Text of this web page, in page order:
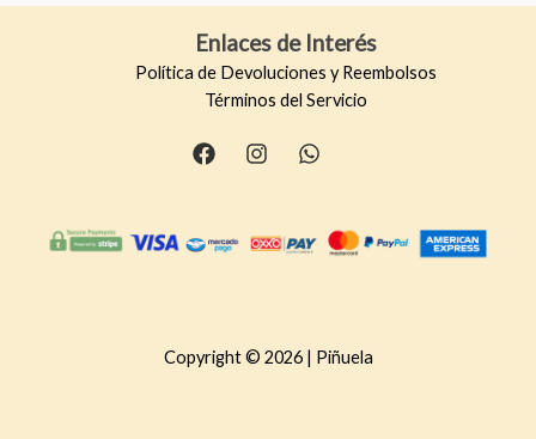
Enlaces de Interés
Política de Devoluciones y Reembolsos
Términos del Servicio
Copyright © 2026 | Piñuela